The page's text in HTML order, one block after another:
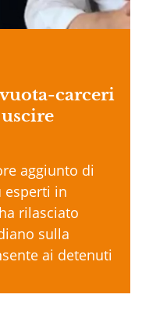
carceri
aggiunto di
esperti in
rilasciato
sulla
ai detenuti